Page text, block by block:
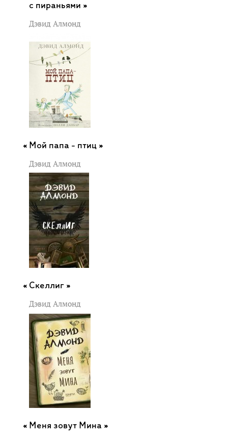
с пираньями »
Дэвид Алмонд
Мой папа - птиц »
Дэвид Алмонд
Скеллиг »
Дэвид Алмонд
Меня зовут Мина »